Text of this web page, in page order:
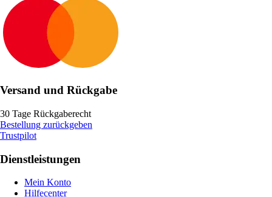
Versand und Rückgabe
30 Tage Rückgaberecht
Bestellung zurückgeben
Trustpilot
Dienstleistungen
Mein Konto
Hilfecenter